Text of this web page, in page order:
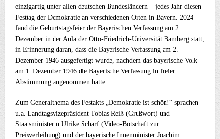
einzigartig unter allen deutschen Bundesländern – jedes Jahr diesen
Festtag der Demokratie an verschiedenen Orten in Bayern. 2024
fand die Geburtstagsfeier der Bayerischen Verfassung am 2.
Dezember in der Aula der Otto-Friedrich-Universität Bamberg statt,
in Erinnerung daran, dass die Bayerische Verfassung am 2.
Dezember 1946 ausgefertigt wurde, nachdem das bayerische Volk
am 1. Dezember 1946 die Bayerische Verfassung in freier
Abstimmung angenommen hatte.
Zum Generalthema des Festakts „Demokratie ist schön!“ sprachen
u.a. Landtagsvizepräsident Tobias Reiß (Grußwort) und
Staatsministerin Ulrike Scharf (Video-Botschaft zur
Preisverleihung) und der bayerische Innenminister Joachim